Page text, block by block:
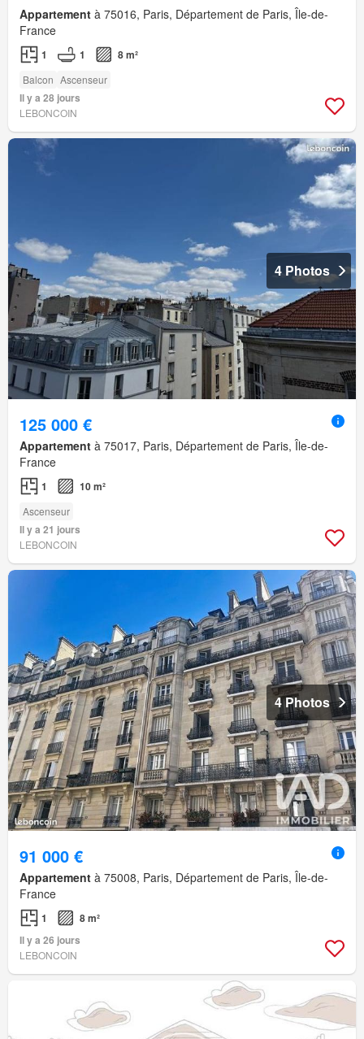
Appartement à 75016, Paris, Département de Paris, Île-de-
France
1 1 8 m²
Balcon Ascenseur
Il y a 28 jours
LEBONCOIN
4 Photos
125 000 €
Appartement à 75017, Paris, Département de Paris, Île-de-
France
1 10 m²
Ascenseur
Il y a 21 jours
LEBONCOIN
4 Photos
91 000 €
Appartement à 75008, Paris, Département de Paris, Île-de-
France
1
8 m²
Il y a 26 jours
LEBONCOIN